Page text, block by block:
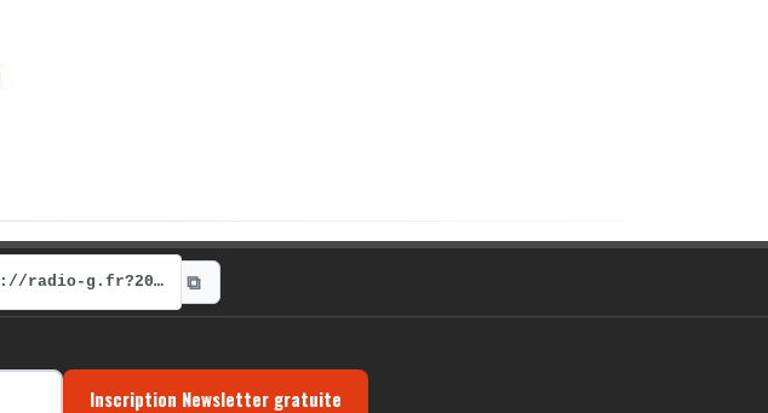
https://radio-g.fr?20190 ⧉
Inscription Newsletter gratuite